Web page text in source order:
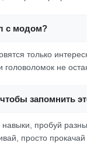
с модом?
только
не
запомнить
навыки, пробуй
просто